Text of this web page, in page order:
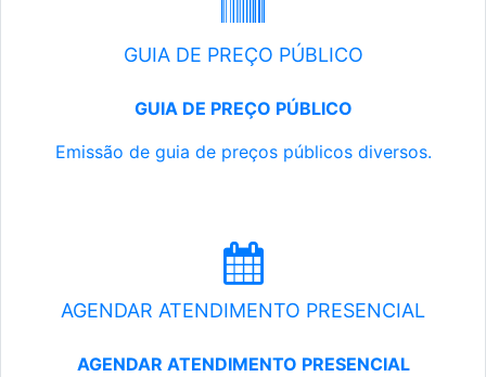
GUIA DE PREÇO PÚBLICO
GUIA DE PREÇO PÚBLICO
Emissão de guia de preços públicos diversos.
AGENDAR ATENDIMENTO PRESENCIAL
AGENDAR ATENDIMENTO PRESENCIAL